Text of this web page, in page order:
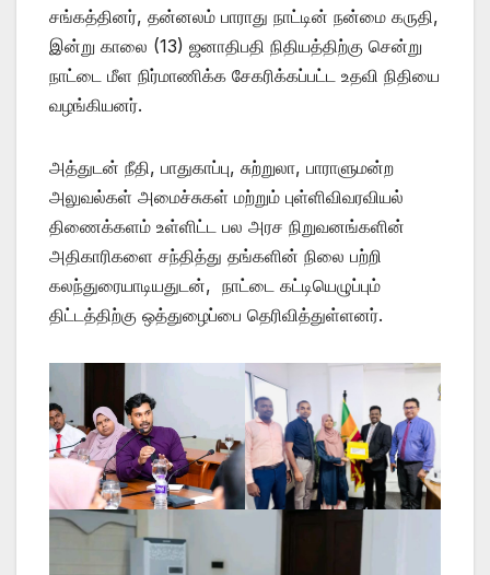
சங்கத்தினர், தன்னலம் பாராது நாட்டின் நன்மை கருதி,
இன்று காலை (13) ஜனாதிபதி நிதியத்திற்கு சென்று
நாட்டை மீள நிர்மாணிக்க சேகரிக்கப்பட்ட உதவி நிதியை
வழங்கியனர்.
அத்துடன் நீதி, பாதுகாப்பு, சுற்றுலா, பாராளுமன்ற
அலுவல்கள் அமைச்சுகள் மற்றும் புள்ளிவிவரவியல்
திணைக்களம் உள்ளிட்ட பல அரச நிறுவனங்களின்
அதிகாரிகளை சந்தித்து தங்களின் நிலை பற்றி
கலந்துரையாடியதுடன், நாட்டை கட்டியெழுப்பும்
திட்டத்திற்கு ஒத்துழைப்பை தெரிவித்துள்ளனர்.